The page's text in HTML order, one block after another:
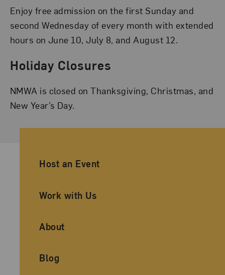
Enjoy free admission on the first Sunday and
second Wednesday of every month with extended
hours on June 10, July 8, and August 12.
Holiday Closures
NMWA is closed on Thanksgiving, Christmas, and
New Year’s Day.
Ancillary Footer Navigation
Host an Event
Work with Us
About
Blog